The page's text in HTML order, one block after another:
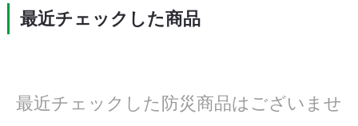
最近チェックした商品
最近チェックした防災商品はございませ